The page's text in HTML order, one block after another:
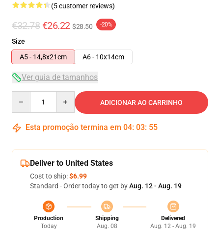
(5 customer reviews)
€32.78 €26.22 $28.50 -20%
Size
A5 - 14,8x21cm
A6 - 10x14cm
Ver guia de tamanhos
ADICIONAR AO CARRINHO
Esta promoção termina em 04: 03: 54
Deliver to United States
Cost to ship:$6.99
Standard - Order today to get byAug. 12 - Aug. 19
Production
Today
Shipping
Aug. 08
Delivered
Aug. 12 - Aug. 19